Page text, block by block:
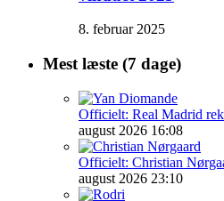
8. februar 2025
Mest læste (7 dage)
Officielt: Real Madrid
august 2026 16:08
Officielt: Christian
august 2026 23:10